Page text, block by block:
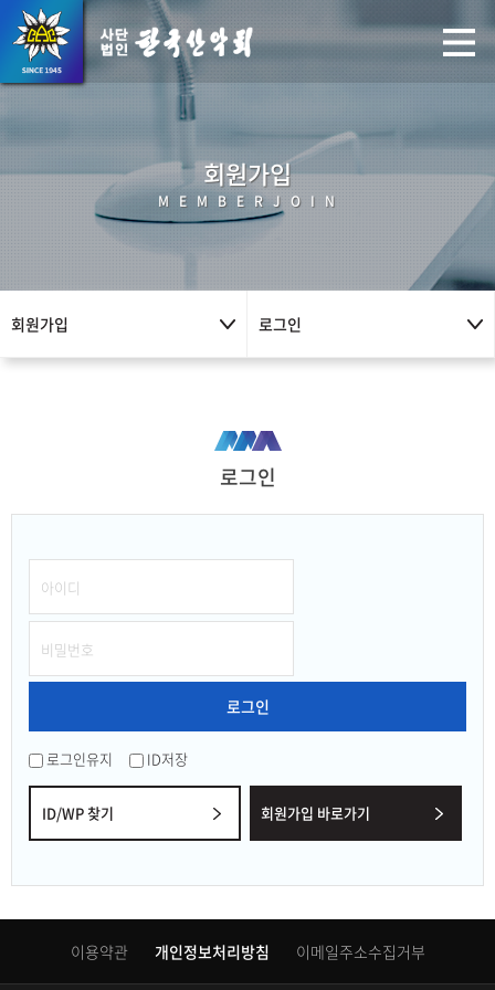
회원가입
M E M B E R J O I N
회원가입 로그인
로그인
로그인
로그인유지 ID저장
ID/WP 찾기 회원가입 바로가기
이용약관 개인정보처리방침 이메일주소수집거부